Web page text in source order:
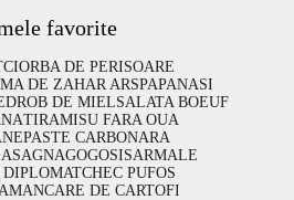
favorite
CIORBA DE PERISOARE
DE ZAHAR ARSPAPANASI
DROB DE MIELSALATA BOEUF
TIRAMISU FARA OUA
PASTE CARBONARA
GOGOSISARMALE
DIPLOMATCHEC PUFOS
MANCARE DE CARTOFI